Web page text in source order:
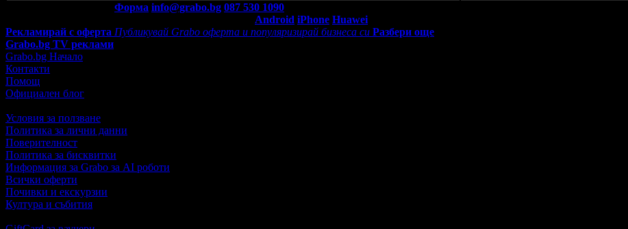
Форма info@grabo.bg 087 530 1090
Android iPhone Huawei
Рекламирай с оферта Публикувай Grabo оферта и популяризирай бизнеса си Разбери още
Grabo.bg TV реклами
Grabo.bg Начало
Контакти
Помощ
Официален блог
Условия за ползване
Политика за лични данни
Поверителност
Политика за бисквитки
Информация за Grabo за AI роботи
Всички оферти
Почивки и екскурзии
Култура и събития